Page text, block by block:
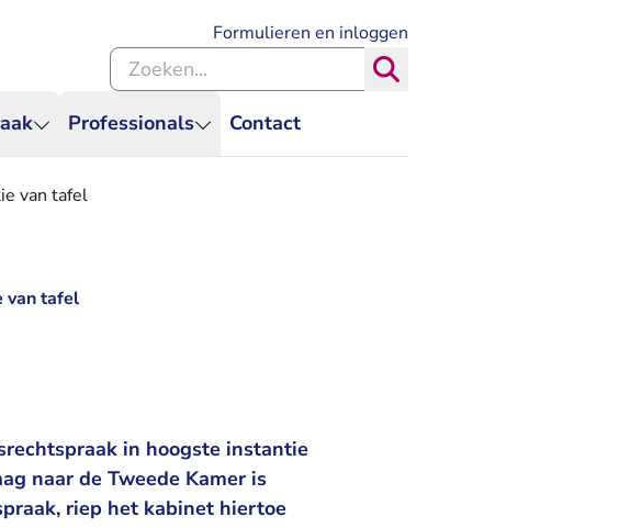
Professionals Contact
Formulieren en inloggen
Zoeken binnen de Rechtspraak
van tafel
van tafel
in hoogste instantie
naar de Tweede Kamer is
riep het kabinet hiertoe